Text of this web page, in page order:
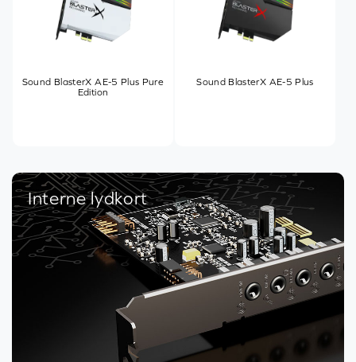
Sound BlasterX AE-5 Plus Pure
Edition
Sound BlasterX AE-5 Plus
Interne lydkort